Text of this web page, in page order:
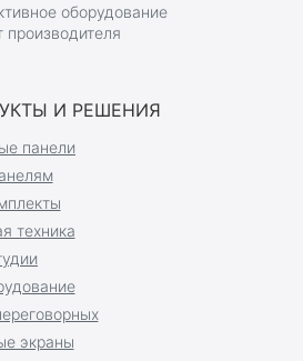
оборудование
производителя
И РЕШЕНИЯ
панели
экраны
техника